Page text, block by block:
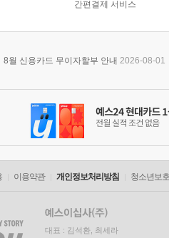
간편결제 서비스
8월 신용카드 무이자할부 안내 2026-08-01
이용약관 개인정보처리방침 청소년보
대표 : 김석환, 최세라